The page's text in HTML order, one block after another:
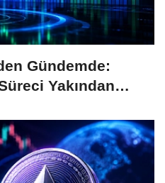
Gündemde:
Yakından